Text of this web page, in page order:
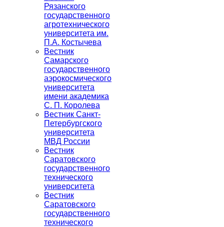
Рязанского
государственного
агротехнического
университета им.
П.А. Костычева
Вестник
Самарского
государственного
аэрокосмического
университета
имени академика
С. П. Королева
Вестник Санкт-
Петербургского
университета
МВД России
Вестник
Саратовского
государственного
технического
университета
Вестник
Саратовского
государственного
технического